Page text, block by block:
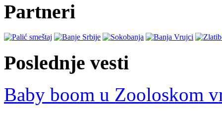
Partneri
Poslednje vesti
Baby boom u Zooloskom